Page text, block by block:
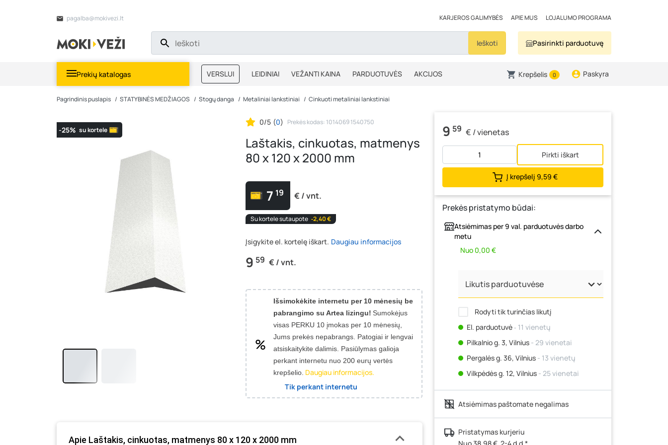
pagalba@mokivezi.lt KARJEROS GALIMYBĖS APIE MUS LOJALUMO PROGRAMA
Ieškoti Pasirinkti parduotuvę
Prekių katalogas VERSLUI LEIDINIAI VEŽANTI KAINA PARDUOTUVĖS AKCIJOS
MOKIBLOGAS IŠPARDAVIMAS
Krepšelis 0 Paskyra
Pagrindinis puslapis STATYBINĖS MEDŽIAGOS Stogų danga Metaliniai lankstiniai Cinkuoti metaliniai lankstiniai
-25% su kortele
0/5 (0) Prekės kodas: 1014069 1540750
Laštakis, cinkuotas, matmenys
80 x 120 x 2000 mm
7 19 € / vnt.
Su kortele sutaupote ‐2,40 €
Įsigykite el. kortelę iškart. Daugiau informacijos
9 59 € / vnt.
Išsimokėkite internetu per 10 mėnesių be
pabrangimo su Artea lizingu! Sumokėjus
visas PERKU 10 įmokas per 10 mėnesių,
Jums prekės nepabrangs. Patogiai ir lengvai
atsiskaitykite dalimis. Pasiūlymas galioja
perkant internetu nuo 200 eurų vertės
krepšelio. Daugiau informacijos.
Tik perkant internetu
Apie Laštakis, cinkuotas, matmenys 80 x 120 x 2000 mm
9 59 € / vienetas
Pirkti iškart
Į krepšelį 9,59 €
Prekės pristatymo būdai:
Atsiėmimas per 9 val. parduotuvės darbo
metu
Nuo 0,00 €
Rodyti tik turinčias likutį
El. parduotuvė‐ 11 vienetų
Pilkalnio g. 3, Vilnius - 29 vienetai
Pergalės g. 36, Vilnius - 13 vienetų
Vilkpėdės g. 12, Vilnius - 25 vienetai
Ateities g. 15, Vilnius- 13 vienetų
Kauno r., Narsiečių k., Vytauto g. 183,
Kaunas- 33 vienetai
Šilutės pl. 83A, Klaipėda
Atsiėmimas paštomate negalimas
Pristatymas kurjeriu